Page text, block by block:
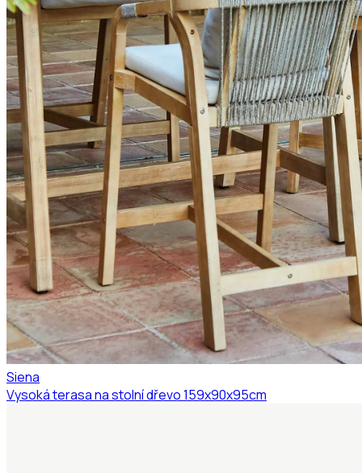
Siena
Vysoká terasa na stolní dřevo 159x90x95cm